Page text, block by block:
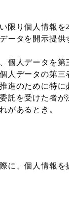
限り個人情報
ータを開示提供
個人データを第
人データの第
進のために特
託を受けた者
があるとき。
に、個人情報